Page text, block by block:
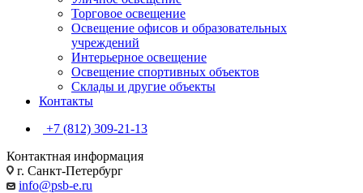
Торговое освещение
Освещение офисов и образовательных
учреждений
Интерьерное освещение
Освещение спортивных объектов
Склады и другие объекты
Контакты
+7 (812) 309-21-13
Контактная информация
г. Санкт-Петербург
info@psb-e.ru